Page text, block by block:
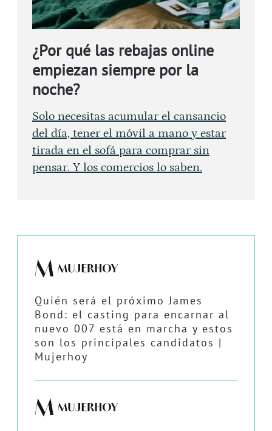
¿Por qué las rebajas online
empiezan siempre por la
noche?
Solo necesitas acumular el cansancio
del día, tener el móvil a mano y estar
tirada en el sofá para comprar sin
pensar. Y los comercios lo saben.
Quién será el próximo James
Bond: el casting para encarnar al
nuevo 007 está en marcha y estos
son los principales candidatos |
Mujerhoy